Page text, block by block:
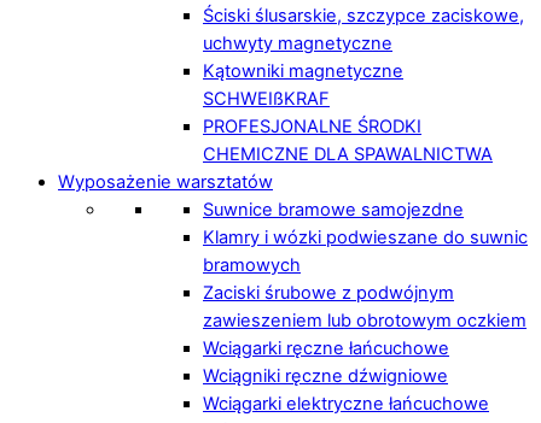
Ściski ślusarskie, szczypce zaciskowe,
uchwyty magnetyczne
Kątowniki magnetyczne
SCHWEIßKRAF
PROFESJONALNE ŚRODKI
CHEMICZNE DLA SPAWALNICTWA
Wyposażenie warsztatów
Suwnice bramowe samojezdne
Klamry i wózki podwieszane do suwnic
bramowych
Zaciski śrubowe z podwójnym
zawieszeniem lub obrotowym oczkiem
Wciągarki ręczne łańcuchowe
Wciągniki ręczne dźwigniowe
Wciągarki elektryczne łańcuchowe